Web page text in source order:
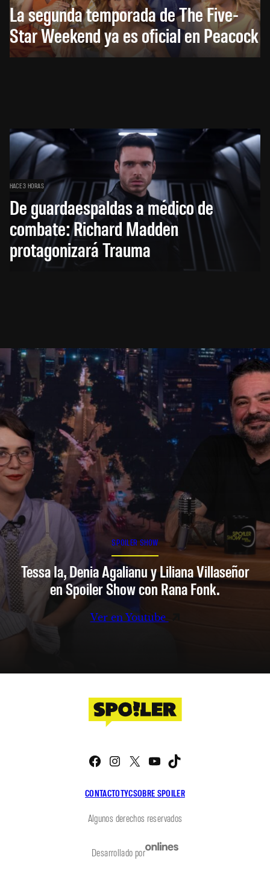
La segunda temporada de The Five-
Star Weekend ya es oficial en Peacock
HACE 3 HORAS
De guardaespaldas a médico de
combate: Richard Madden
protagonizará Trauma
SPOILER SHOW
Tessa Ia, Denia Agalianu y Liliana Villaseñor
en Spoiler Show con Rana Fonk.
Ver en Youtube
CONTACTOTYCSOBRE SPOILER
Facebook
Instagram
X YouTube
Algunos derechos reservados
Desarrollado por